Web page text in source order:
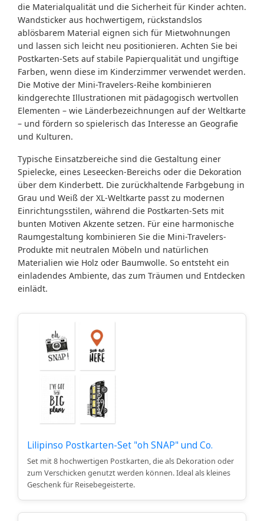
die Materialqualität und die Sicherheit für Kinder achten.
Wandsticker aus hochwertigem, rückstandslos
ablösbarem Material eignen sich für Mietwohnungen
und lassen sich leicht neu positionieren. Achten Sie bei
Postkarten-Sets auf stabile Papierqualität und ungiftige
Farben, wenn diese im Kinderzimmer verwendet werden.
Die Motive der Mini-Travelers-Reihe kombinieren
kindgerechte Illustrationen mit pädagogisch wertvollen
Elementen – wie Länderbezeichnungen auf der Weltkarte
– und fördern so spielerisch das Interesse an Geografie
und Kulturen.
Typische Einsatzbereiche sind die Gestaltung einer
Spielecke, eines Leseecken-Bereichs oder die Dekoration
über dem Kinderbett. Die zurückhaltende Farbgebung in
Grau und Weiß der XL-Weltkarte passt zu modernen
Einrichtungsstilen, während die Postkarten-Sets mit
bunten Motiven Akzente setzen. Für eine harmonische
Raumgestaltung kombinieren Sie die Mini-Travelers-
Produkte mit neutralen Möbeln und natürlichen
Materialien wie Holz oder Baumwolle. So entsteht ein
einladendes Ambiente, das zum Träumen und Entdecken
einlädt.
Lilipinso Postkarten-Set "oh SNAP" und Co.
Set mit 8 hochwertigen Postkarten, die als Dekoration oder
zum Verschicken genutzt werden können. Ideal als kleines
Geschenk für Reisebegeisterte.